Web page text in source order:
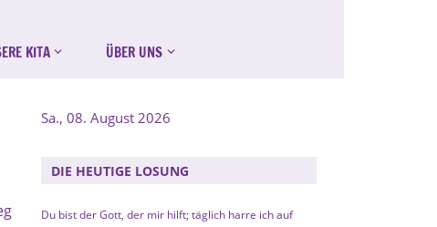
KITA ÜBER UNS
Sa., 08. August 2026
DIE HEUTIGE LOSUNG
Du bist der Gott, der mir hilft; täglich harre ich auf